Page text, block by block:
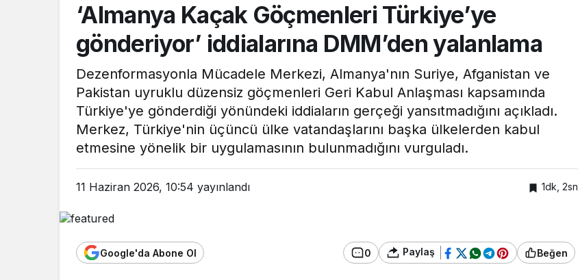
‘Almanya Kaçak Göçmenleri Türkiye’ye
gönderiyor’ iddialarına DMM’den yalanlama
Dezenformasyonla Mücadele Merkezi, Almanya'nın Suriye, Afganistan ve
Pakistan uyruklu düzensiz göçmenleri Geri Kabul Anlaşması kapsamında
Türkiye'ye gönderdiği yönündeki iddiaların gerçeği yansıtmadığını açıkladı.
Merkez, Türkiye'nin üçüncü ülke vatandaşlarını başka ülkelerden kabul
etmesine yönelik bir uygulamasının bulunmadığını vurguladı.
11 Haziran 2026, 10:54 yayınlandı 1dk, 2sn
Google'da Abone Ol 0 Paylaş Beğen